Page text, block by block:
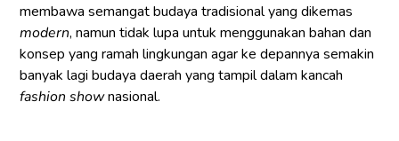
membawa semangat budaya tradisional yang dikemas
modern, namun tidak lupa untuk menggunakan bahan dan
konsep yang ramah lingkungan agar ke depannya semakin
banyak lagi budaya daerah yang tampil dalam kancah
fashion shownasional.